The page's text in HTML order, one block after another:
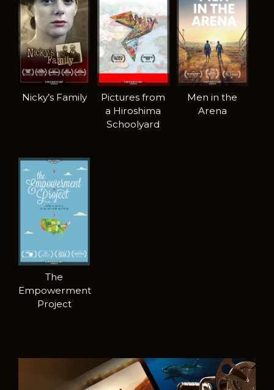
Nicky’s Family
Pictures from
a Hiroshima
Schoolyard
Men in the
Arena
The
Empowerment
Project